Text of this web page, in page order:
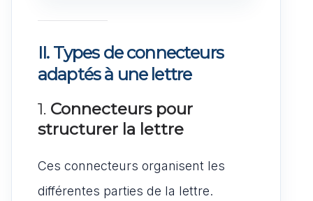
II. Types de connecteurs
adaptés à une lettre
1. Connecteurs pour
structurer la lettre
Ces connecteurs organisent les
différentes parties de la lettre.